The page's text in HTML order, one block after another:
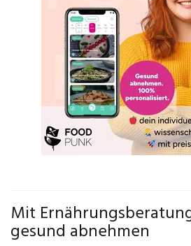
Mit
gesund abnehmen